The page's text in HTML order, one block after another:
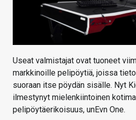
Useat valmistajat ovat tuoneet
markkinoille pelipöytiä, joissa
suoraan itse pöydän sisälle. Nyt
ilmestynyt mielenkiintoinen
pelipöytäerikoisuus, unEvn One.